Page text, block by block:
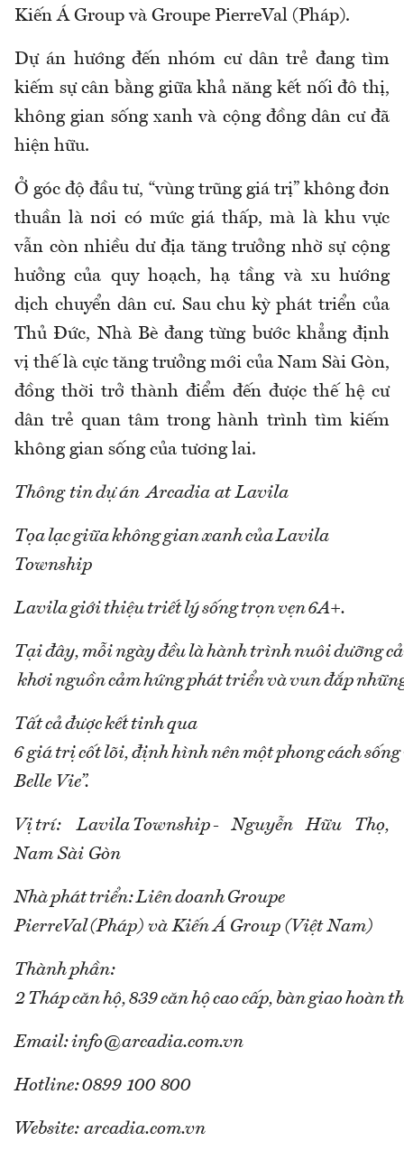
Kiến Á Group và Groupe PierreVal (Pháp).
Dự án hướng đến nhóm cư dân trẻ đang tìm
kiếm sự cân bằng giữa khả năng kết nối đô thị,
không gian sống xanh và cộng đồng dân cư đã
hiện hữu.
Ở góc độ đầu tư, “vùng trũng giá trị” không đơn
thuần là nơi có mức giá thấp, mà là khu vực
vẫn còn nhiều dư địa tăng trưởng nhờ sự cộng
hưởng của quy hoạch, hạ tầng và xu hướng
dịch chuyển dân cư. Sau chu kỳ phát triển của
Thủ Đức, Nhà Bè đang từng bước khẳng định
vị thế là cực tăng trưởng mới của Nam Sài Gòn,
đồng thời trở thành điểm đến được thế hệ cư
dân trẻ quan tâm trong hành trình tìm kiếm
không gian sống của tương lai.
Thông tin dự án Arcadia at Lavila
Tọa lạc giữa không gian xanh của Lavila
Township
Lavila giới thiệu triết lý sống trọn vẹn 6A+.
Tại đây, mỗi ngày đều là hành trình nuôi dưỡng
khơi nguồn cảm hứng phát triển và vun đắp
Tất cả được kết tinh qua
6 giá trị cốt lõi, định hình nên một phong cách sống
Belle Vie”.
Vị trí: Lavila Township - Nguyễn Hữu Thọ,
Nam Sài Gòn
Nhà phát triển: Liên doanh Groupe
PierreVal (Pháp) và Kiến Á Group (Việt Nam)
Thành phần:
2 Tháp căn hộ, 839 căn hộ cao cấp, bàn giao hoàn
Email: info@arcadia.com.vn
Hotline: 0899 100 800
Website: arcadia.com.vn